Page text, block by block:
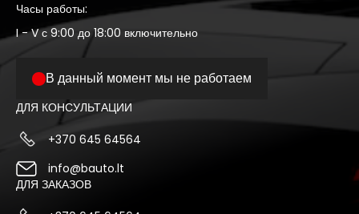
Часы работы:
I - V с 9:00 до 18:00 включительно
В данный момент мы не работаем
ДЛЯ КОНСУЛЬТАЦИИ
+370 645 64564
info@bauto.lt
ДЛЯ ЗАКАЗОВ